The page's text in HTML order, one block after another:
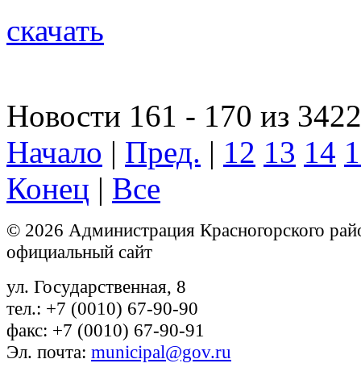
скачать
Новости 161 - 170 из 3422
Начало | Пред. | 12 13 14
Конец | Все
© 2026 Администрация Красногорского
официальный сайт
ул. Государственная, 8
тел.: +7 (0010) 67-90-90
факс: +7 (0010) 67-90-91
Эл. почта: municipal@gov.ru